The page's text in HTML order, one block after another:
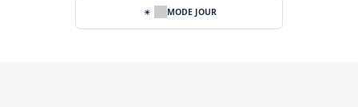
MODE JOUR